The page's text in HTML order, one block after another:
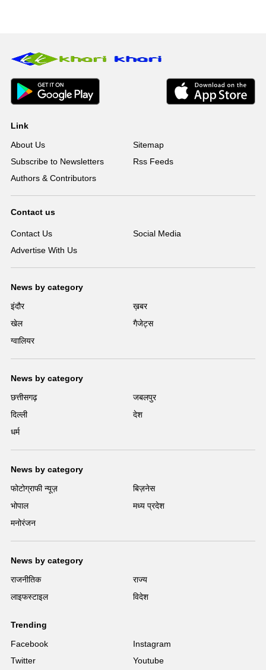
Link
About Us
Sitemap
Subscribe to Newsletters
Rss Feeds
Authors & Contributors
Contact us
Contact Us
Social Media
Advertise With Us
News by category
इंदौर
ख़बर
खेल
गैजेट्स
ग्वालियर
News by category
छत्तीसगढ़
जबलपुर
दिल्ली
देश
धर्म
News by category
फोटोग्राफी न्यूज़
बिज़नेस
भोपाल
मध्य प्रदेश
मनोरंजन
News by category
राजनीतिक
राज्य
लाइफस्टाइल
विदेश
Trending
Facebook
Instagram
Twitter
Youtube